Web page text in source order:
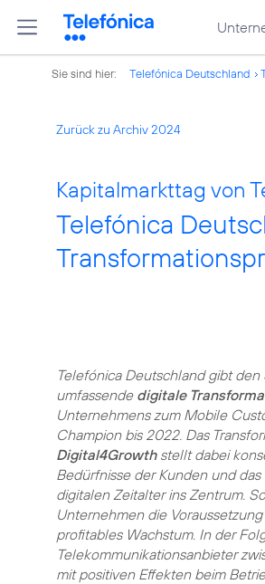
Sie sind hier: Telefónica Deutschland
Zurück zu Archiv 2024
Kapitalmarkttag von
Telefónica
Telefónica Deutschland gibt den
umfassende digitale
Unternehmens zum Mobile
Champion bis 2022. Das
Digital4Growthstellt dabei
Bedürfnisse der Kunden und
digitalen Zeitalter ins Zentrum.
Unternehmen die
profitables Wachstum. In der
Telekommunikationsanbieter
mit positiven Effekten beim